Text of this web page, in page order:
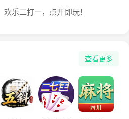
乐二打一，点开即玩！
查看更多